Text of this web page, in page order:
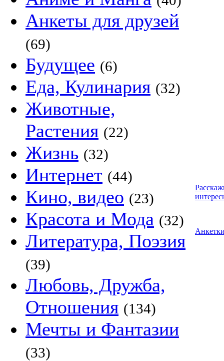
Анкеты для друзей
(69)
Будущее (6)
Еда, Кулинария (32)
Животные,
Растения (22)
Жизнь (32)
Интернет (44)
Кино, видео (23)
Красота и Мода (32)
Литература, Поэзия
(39)
Любовь, Дружба,
Отношения (134)
Мечты и Фантазии
(33)